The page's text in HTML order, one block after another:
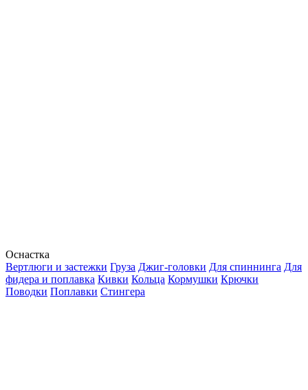
Оснастка
Вертлюги и застежки Груза Джиг-головки Для спиннинга Для
фидера и поплавка Кивки Кольца Кормушки Крючки
Поводки Поплавки Стингера